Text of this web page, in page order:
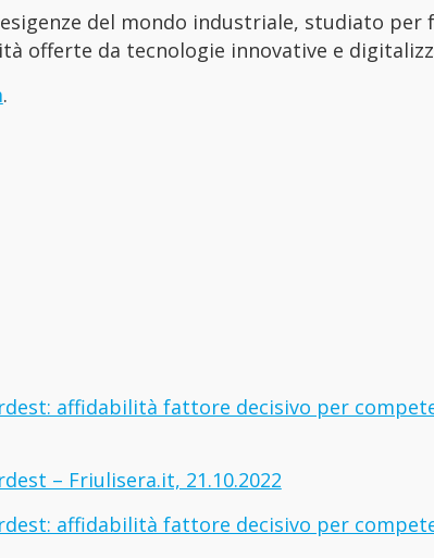
del mondo industriale, studiato per
offerte da tecnologie innovative e
.
affidabilità fattore decisivo per
– Friulisera.it, 21.10.2022
affidabilità fattore decisivo per